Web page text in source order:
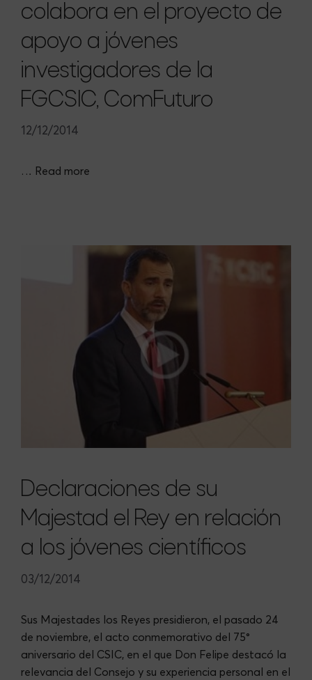
colabora en el proyecto de
apoyo a jóvenes
investigadores de la
FGCSIC, ComFuturo
12/12/2014
… Read more
Declaraciones de su
Majestad el Rey en relación
a los jóvenes científicos
03/12/2014
Sus Majestades los Reyes presidieron, el pasado 24
de noviembre, el acto conmemorativo del 75°
aniversario del CSIC, en el que Don Felipe destacó la
relevancia del Consejo y su experiencia personal en el